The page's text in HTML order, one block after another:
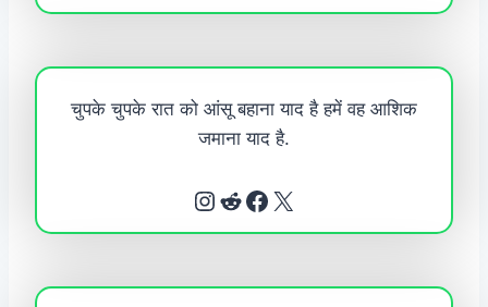
चुपके चुपके रात को आंसू बहाना याद है हमें वह आशिक
जमाना याद है.
Instagram Reddit Facebook X